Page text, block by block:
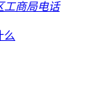
工商局电话